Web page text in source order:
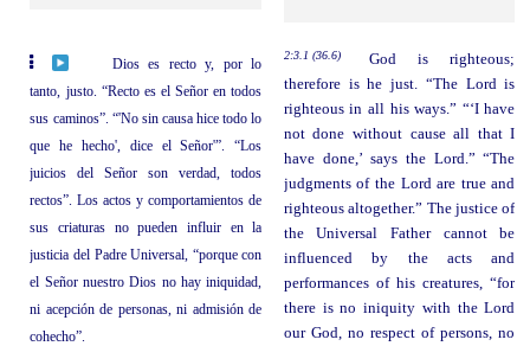
Dios es recto y, por lo
tanto, justo. “Recto es el Señor en todos
sus caminos”. “'No sin causa hice todo lo
que he hecho', dice el Señor'”. “Los
juicios del Señor son verdad, todos
rectos”. Los actos y comportamientos de
sus criaturas no pueden influir en la
justicia del Padre Universal, “porque con
el Señor nuestro Dios no hay iniquidad,
ni acepción de personas, ni admisión de
cohecho”.
2:3.1 (36.6)
God is righteous;
therefore is he just. “The Lord is
righteous in all his ways.” “‘I have
not done without cause all that I
have done,’ says the Lord.” “The
judgments of the Lord are true and
righteous altogether.” The justice of
the Universal Father cannot be
influenced by the acts and
performances of his creatures, “for
there is no iniquity with the Lord
our God, no respect of persons, no